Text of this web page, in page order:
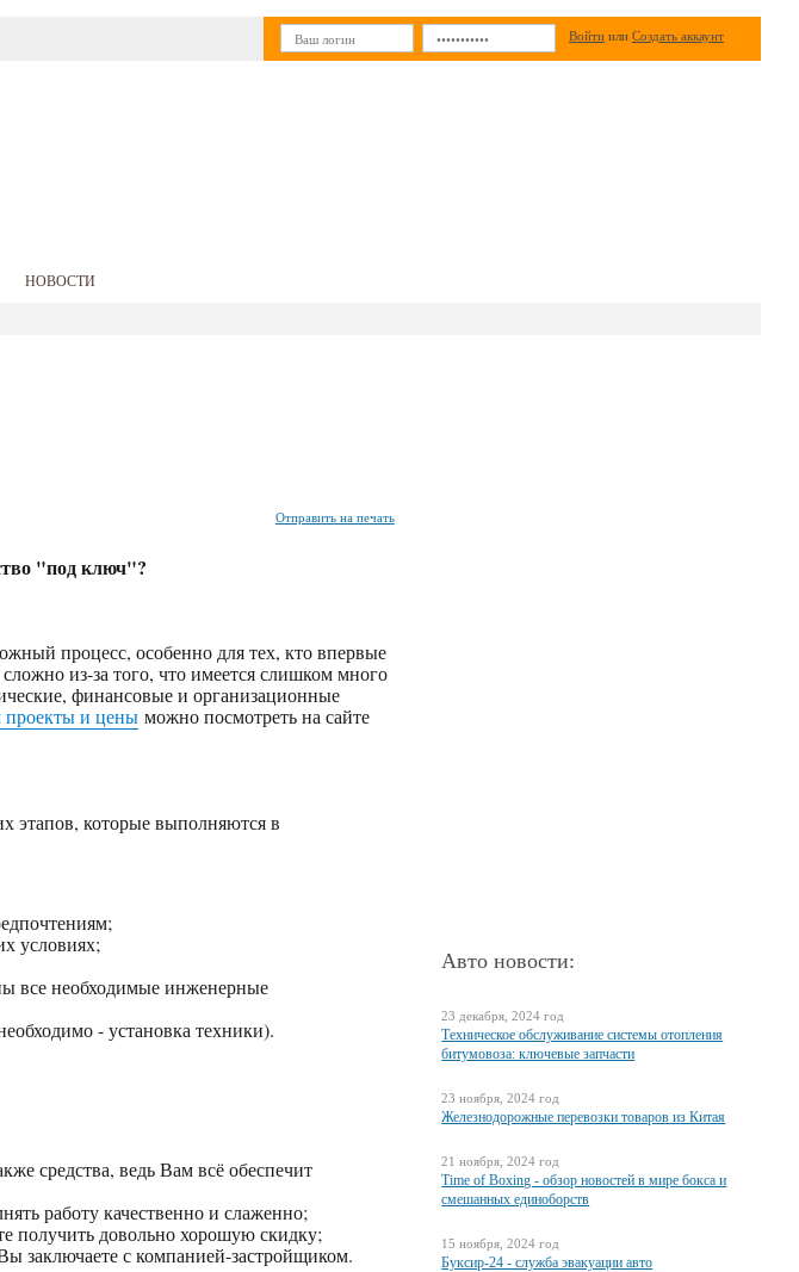
Войти или Создать аккаунт
НОВОСТИ
Отправить на печать
"под ключ"?
процесс, особенно для тех, кто впервые
из-за того, что имеется слишком много
финансовые и организационные
проекты и цены можно посмотреть на сайте
этапов, которые выполняются в
условиях;
все необходимые инженерные
- установка техники).
средства, ведь Вам всё обеспечит
работу качественно и слаженно;
получить довольно хорошую скидку;
заключаете с компанией-застройщиком.
Авто новости:
23 декабря, 2024 год
Техническое обслуживание системы отопления
битумовоза: ключевые запчасти
23 ноября, 2024 год
Железнодорожные перевозки товаров из Китая
21 ноября, 2024 год
Time of Boxing - обзор новостей в мире бокса и
смешанных единоборств
15 ноября, 2024 год
Буксир-24 - служба эвакуации авто